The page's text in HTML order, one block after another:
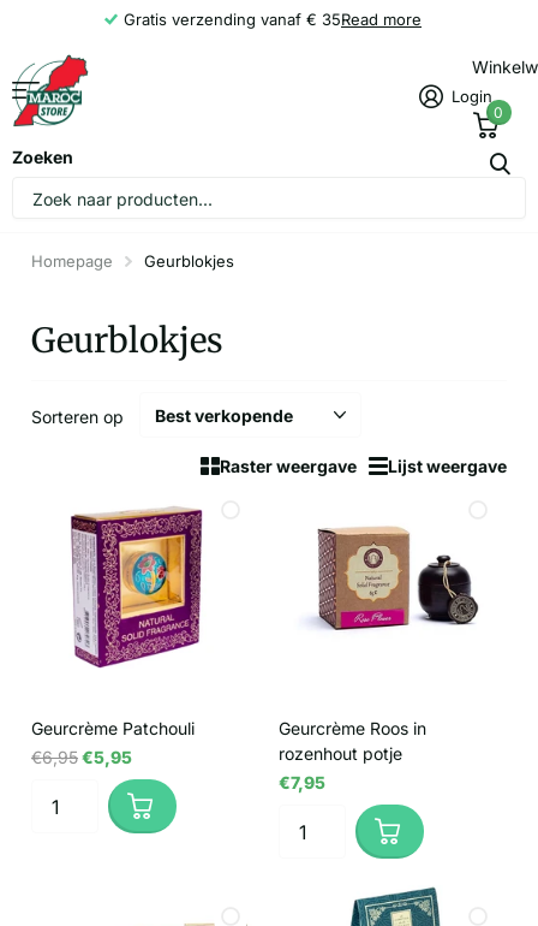
Gratis verzending vanaf € 35Read more
Zoeken
Login
0
Homepage Geurblokjes
Geurblokjes
Raster weergave Lijst weergave
Sorteren op
Geurcrème Patchouli
€6,95€5,95
Geurcrème Roos in
rozenhout potje
€7,95